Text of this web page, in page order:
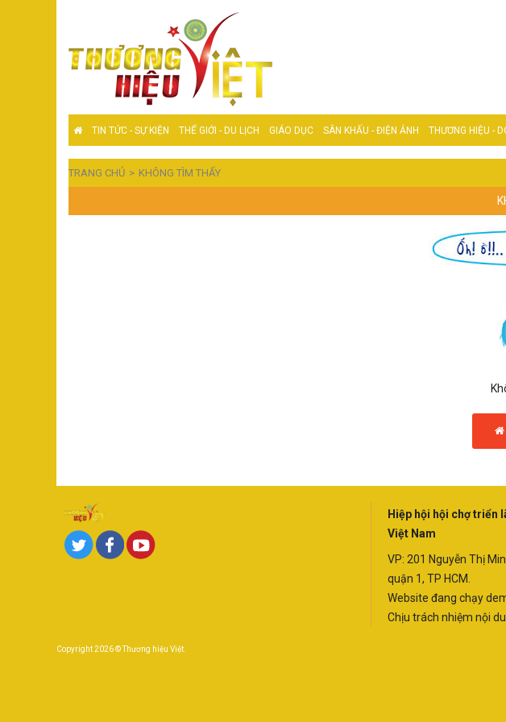
TIN TỨC - SỰ KIỆN THẾ GIỚI - DU LỊCH GIÁO DỤC SÂN KHẤU - ĐIỆN ẢNH THƯƠNG HIỆU -
TIÊU DÙNG VIỆT
TRANG CHỦ KHÔNG TÌM THẤY
Hiệp hội hội chợ triển
Việt Nam
VP: 201 Nguyễn Thị
quận 1, TP HCM.
Website đang chạy
Chịu trách nhiệm nội
Copyright 2026 ©Thương hiệu Việt